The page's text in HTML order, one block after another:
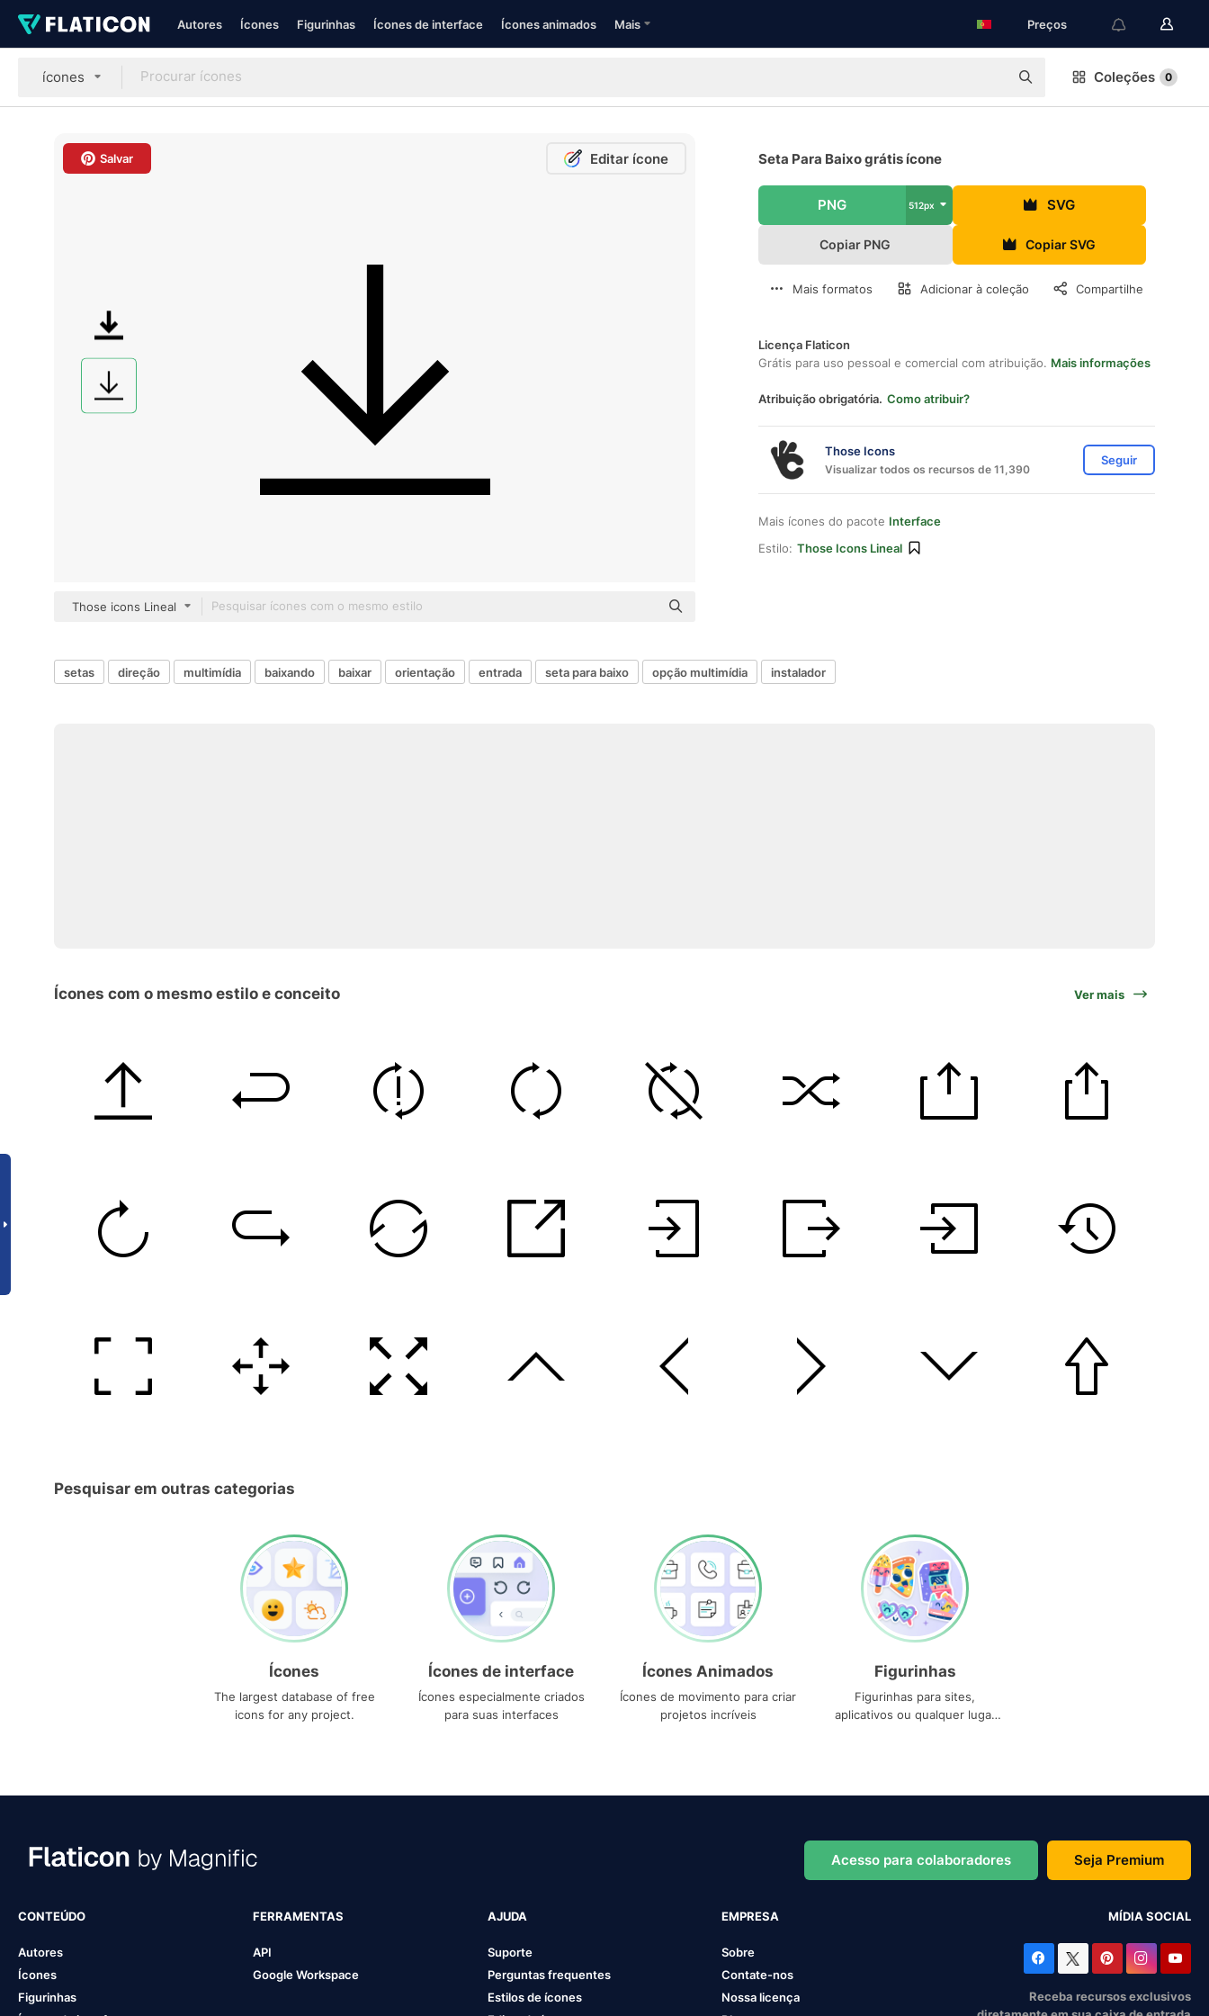
Autores Ícones Figurinhas Ícones de interface Ícones animados Mais Preços
ícones Coleções 0
Salvar Editar ícone
Those icons Lineal
Seta Para Baixo grátis ícone
PNG 512px SVG
Copiar PNG Copiar SVG
Mais formatos Adicionar à coleção Compartilhe
Licença Flaticon
Grátis para uso pessoal e comercial com atribuição. Mais informações
Atribuição obrigatória. Como atribuir?
Those Icons
Visualizar todos os recursos de 11,390
Seguir
Mais ícones do pacote Interface
Estilo: Those Icons Lineal
setas direção multimídia baixando baixar orientação entrada seta para baixo opção multimídia instalador
Ícones com o mesmo estilo e conceito Ver mais
Pesquisar em outras categorias
Ícones
The largest database of free
icons for any project.
Ícones de interface
Ícones especialmente criados
para suas interfaces
Ícones Animados
Ícones de movimento para criar
projetos incríveis
Figurinhas
Figurinhas para sites,
aplicativos ou qualquer lugar
Acesso para colaboradores Seja Premium
CONTEÚDO
Autores
Ícones
Figurinhas
FERRAMENTAS
API
Google Workspace
AJUDA
Suporte
Perguntas frequentes
Estilos de ícones
EMPRESA
Sobre
Contate-nos
Nossa licença
MÍDIA SOCIAL
Receba recursos exclusivos